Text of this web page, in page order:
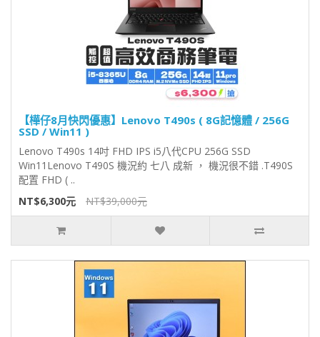
【樺仔8月快閃優惠】Lenovo T490s ( 8G記憶體 / 256G
SSD / Win11 )
Lenovo T490s 14吋 FHD IPS i5八代CPU 256G SSD
Win11Lenovo T490S 機況約 七八 成新 ， 機況很不錯 .T490S
配置 FHD ( ..
NT$6,300元
NT$39,000元